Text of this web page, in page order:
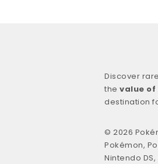
Discover
the value of
destination
© 2026
Pokémon,
Nintendo